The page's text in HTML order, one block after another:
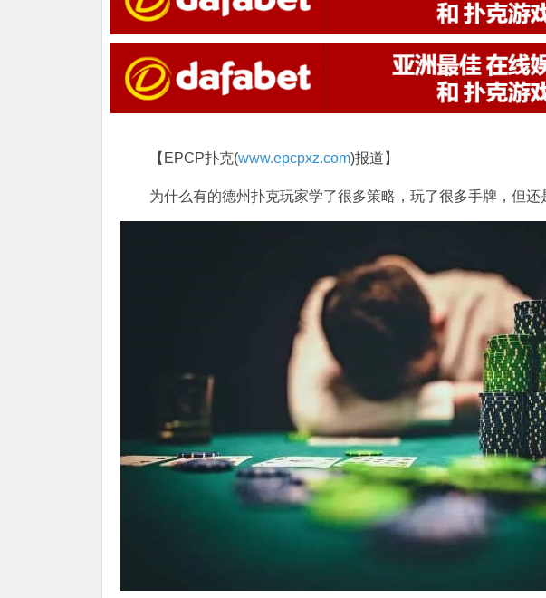
【EPCP扑克(www.epcpxz.com)报道】
为什么有的德州扑克玩家学了很多策略，玩了很多手牌，但还